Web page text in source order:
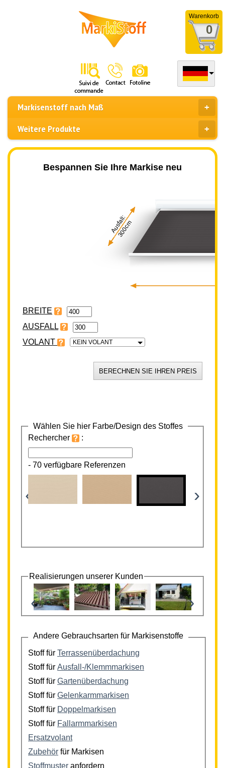
Warenkorb
0
Markisenstoff nach Maß
Weitere Produkte
Bespannen Sie Ihre Markise neu
Ausfall:
300cm
BREITE
VOLANT KEIN VOLANT
Wählen Sie hier Farbe/Design des Stoffes
Rechercher
:
- 70 verfügbare Referenzen
‹ ›
Realisierungen unserer Kunden
‹ ›
Andere Gebrauchsarten für Markisenstoffe
Stoff für Terrassenüberdachung
Stoff für Ausfall-/Klemmmarkisen
Stoff für Gartenüberdachung
Stoff für Gelenkarmmarkisen
Stoff für Doppelmarkisen
Stoff für Fallarmmarkisen
Ersatzvolant
Zubehör für Markisen
Stoffmuster anfordern